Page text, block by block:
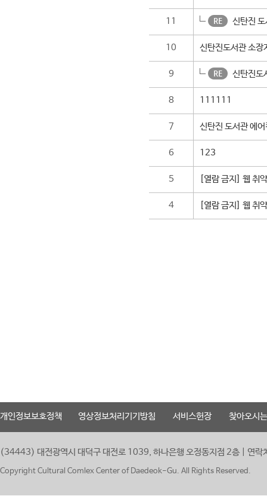
11 신탄진
10 신탄진도서관 소장
9 신탄진도
8 111111
7 신탄진 도서관 에어
6 123
5 [열람 금지] 웹 취
4 [열람 금지] 웹 취
개인정보보호정책 영상정보처리기기방침 서비스헌장 찾아오시
(34443) 대전광역시 대덕구 대전로 1039, 하나은행 오정동지점 2층 |
Copyright Cultural Comlex Center of Daedeok-Gu. All Rights Reserved.